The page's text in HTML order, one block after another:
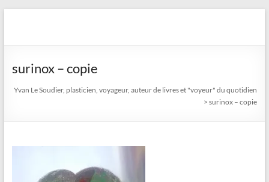
voyageur, auteur de livres
et "voyeur" du quotidien
surinox – copie
Yvan Le Soudier, plasticien, voyageur, auteur de livres et "voyeur" du quotidien
>surinox – copie